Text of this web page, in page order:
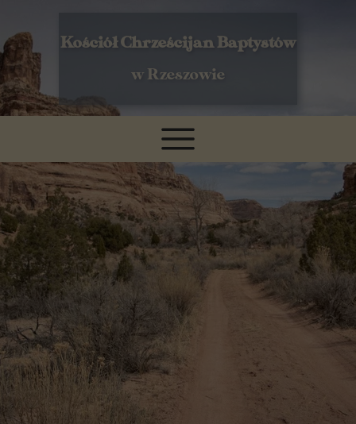
Kościół Chrześcijan Baptystów
w Rzeszowie